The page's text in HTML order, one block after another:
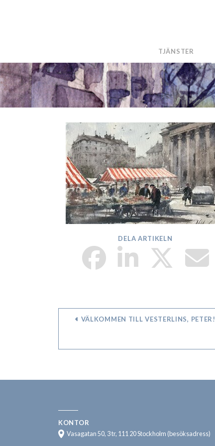
TJÄNSTER
DELA ARTIKELN
VÄLKOMMEN TILL VESTERLINS, PETER!
KONTOR
Vasagatan 50, 3 tr, 111 20 Stockholm (besöksadress)